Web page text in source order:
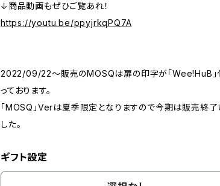
↓商品動画もぜひご覧あれ！
https://youtu.be/ppyjrkqPQ7A
2022/09/22～販売のMOSQは扉の印字が「Wee!HuB」
っております。
「MOSQ」Verは夏季限定となりますので今期は販売終了
した。
ギフト設定